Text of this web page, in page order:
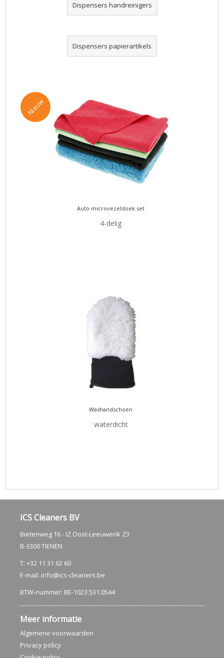
Dispensers handreinigers
Dispensers papierartikels
Nieuw
Auto microvezeldoek set
4-delig
Washandschoen
waterdicht
ICS Cleaners BV
Bietenweg 16 - IZ Oost-Leeuwerik Z3
B-3300 TIENEN
T: +32 11 31 62 60
E-mail: info@ics-cleaners.be
BTW-nummer: BE-1023.531.0544
Meer informatie
Algemene voorwaarden
Privacy policy